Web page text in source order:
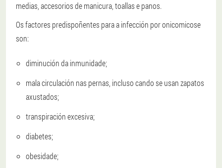
medias, accesorios de manicura, toallas e panos.
Os factores predispoñentes para a infección por onicomicose
son:
diminución da inmunidade;
mala circulación nas pernas, incluso cando se usan zapatos
axustados;
transpiración excesiva;
diabetes;
obesidade;